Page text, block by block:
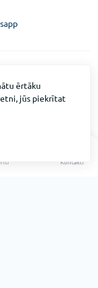
Kontakti
ērtāku
jūs piekrītat